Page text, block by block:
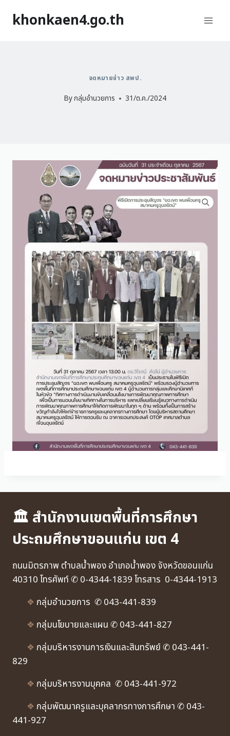
khonkaen4.go.th
จดหมายข่าว สพป.
Byกลุ่มอำนวยการ 31/ต.ค./2024
🏛 สำนักงานเขตพื้นที่การศึกษา
ประถมศึกษาขอนแก่น เขต 4
ถนนมิตรภาพ ตำบลน้ำพอง อำเภอน้ำพอง จังหวัดขอนแก่น
40310 โทรศัพท์ ✆ 0-4344-1839 โทรสาร 0-4344-1913
❖ กลุ่มอำนวยการ ✆ 043-441-839
❖ กลุ่มนโยบายและแผน ✆ 043-441-827
❖ กลุ่มบริหารงานการเงินและสินทรัพย์ ✆ 043-441-
829
❖ กลุ่มบริหารงานบุคคล ✆ 043-441-972
❖ กลุ่มพัฒนาครูและบุคลากรทางการศึกษา ✆ 043-
441-927